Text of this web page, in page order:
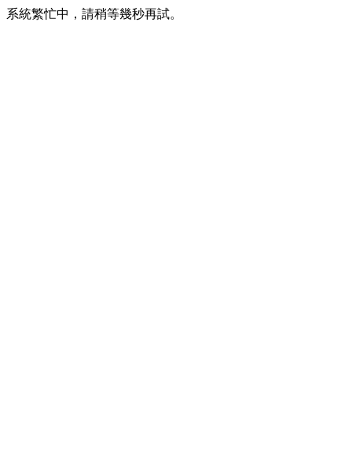
系統繁忙中，請稍等幾秒再試。